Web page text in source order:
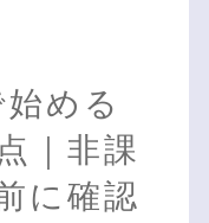
める
｜非課
に確認